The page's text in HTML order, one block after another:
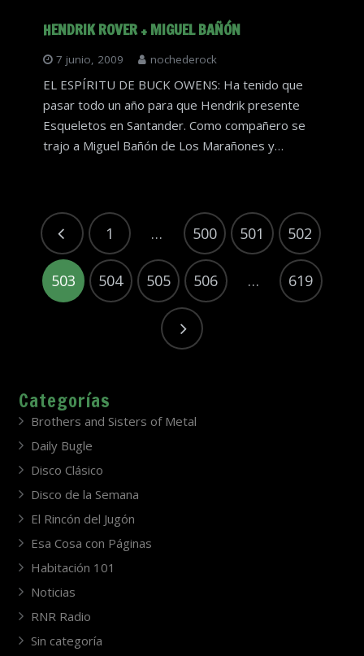
HENDRIK ROVER + MIGUEL BAÑÓN
7 junio, 2009 nochederock
EL ESPÍRITU DE BUCK OWENS: Ha tenido que
pasar todo un año para que Hendrik presente
Esqueletos en Santander. Como compañero se
trajo a Miguel Bañón de Los Marañones y…
1 … 500 501 502
503 504 505 506 … 619
Categorías
Brothers and Sisters of Metal
Daily Bugle
Disco Clásico
Disco de la Semana
El Rincón del Jugón
Esa Cosa con Páginas
Habitación 101
Noticias
RNR Radio
Sin categoría